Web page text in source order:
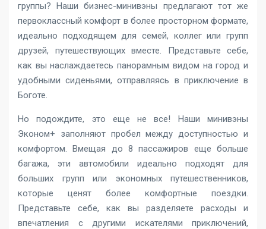
группы? Наши бизнес-минивэны предлагают тот же
первоклассный комфорт в более просторном формате,
идеально подходящем для семей, коллег или групп
друзей, путешествующих вместе. Представьте себе,
как вы наслаждаетесь панорамным видом на город и
удобными сиденьями, отправляясь в приключение в
Боготе.
Но подождите, это еще не все! Наши минивэны
Эконом+ заполняют пробел между доступностью и
комфортом. Вмещая до 8 пассажиров еще больше
багажа, эти автомобили идеально подходят для
больших групп или экономных путешественников,
которые ценят более комфортные поездки.
Представьте себе, как вы разделяете расходы и
впечатления с другими искателями приключений,